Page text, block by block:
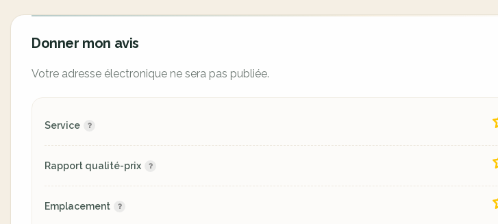
Donner mon avis
Votre adresse électronique ne sera pas publiée.
Service
Rapport qualité-prix
Emplacement